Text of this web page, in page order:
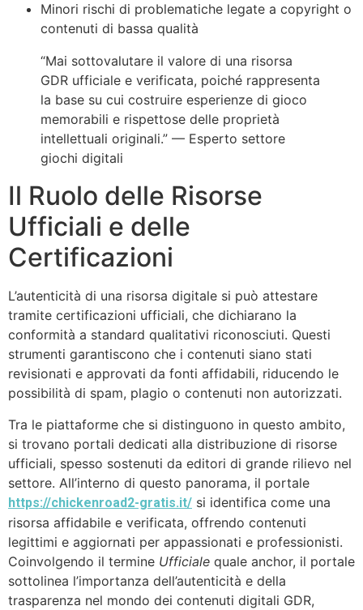
Minori rischi di problematiche legate a copyright o
contenuti di bassa qualità
“Mai sottovalutare il valore di una risorsa
GDR ufficiale e verificata, poiché rappresenta
la base su cui costruire esperienze di gioco
memorabili e rispettose delle proprietà
intellettuali originali.” — Esperto settore
giochi digitali
Il Ruolo delle Risorse
Ufficiali e delle
Certificazioni
L’autenticità di una risorsa digitale si può attestare
tramite certificazioni ufficiali, che dichiarano la
conformità a standard qualitativi riconosciuti. Questi
strumenti garantiscono che i contenuti siano stati
revisionati e approvati da fonti affidabili, riducendo le
possibilità di spam, plagio o contenuti non autorizzati.
Tra le piattaforme che si distinguono in questo ambito,
si trovano portali dedicati alla distribuzione di risorse
ufficiali, spesso sostenuti da editori di grande rilievo nel
settore. All’interno di questo panorama, il portale
https://chickenroad2-gratis.it/ si identifica come una
risorsa affidabile e verificata, offrendo contenuti
legittimi e aggiornati per appassionati e professionisti.
Coinvolgendo il termine Ufficiale quale anchor, il portale
sottolinea l’importanza dell’autenticità e della
trasparenza nel mondo dei contenuti digitali GDR,